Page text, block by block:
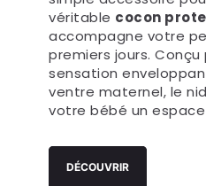
Lenid d'ange
simple accessoire
véritable cocon
accompagne votre
premiers jours.
sensation
votre bébé un espace